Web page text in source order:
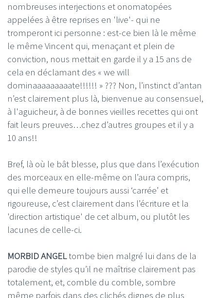
nombreuses interjections et onomatopées
appelées à être reprises en 'live'- qui ne
tromperont ici personne : est-ce bien là le même
le même Vincent qui, menaçant et plein de
conviction, nous mettait en garde il y a 15 ans de
cela en déclamant des « we will
dominaaaaaaaaate!!!!!! » ??? Non, l’instinct d’antan
n’est clairement plus là, bienvenue au consensuel,
à l'aguicheur, à de bonnes vieilles recettes qui ont
fait leurs preuves…chez d’autres groupes et il y a
10 ans!!
Bref, là où le bât blesse, plus que dans l’exécution
des morceaux en elle-même on l’aura compris,
qui elle demeure toujours aussi ‘carrée’ et
rigoureuse, c’est clairement dans l’écriture et la
'direction artistique' de cet album, ou plutôt les
lacunes de celle-ci.
MORBID ANGELtombe bien malgré lui dans de la
parodie de styles qu’il ne maîtrise clairement pas
totalement, et, comble du comble, sombre
même parfois dans des clichés dignes de plus